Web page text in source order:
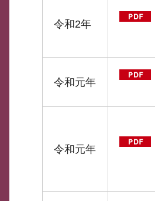
令和2年
令和元年
令和元年